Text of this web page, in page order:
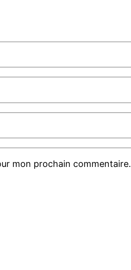
mon prochain commentaire.